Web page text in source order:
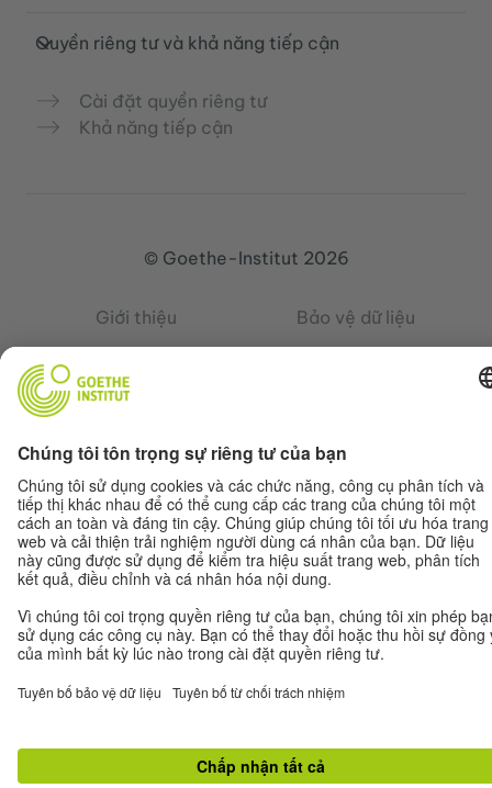
Quyền riêng tư và khả năng tiếp cận
Cài đặt quyền riêng tư
Khả năng tiếp cận
© Goethe-Institut 2026
Giới thiệu Bảo vệ dữ liệu
Điều khoản sử dụng